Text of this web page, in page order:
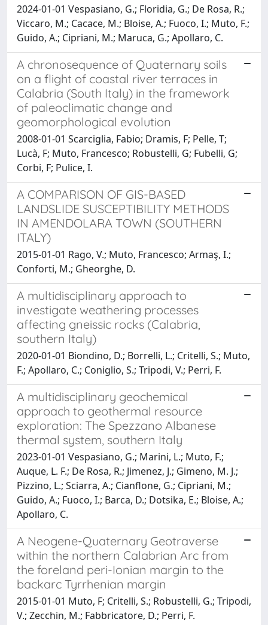
2024-01-01 Vespasiano, G.; Floridia, G.; De Rosa, R.;
Viccaro, M.; Cacace, M.; Bloise, A.; Fuoco, I.; Muto, F.;
Guido, A.; Cipriani, M.; Maruca, G.; Apollaro, C.
A chronosequence of Quaternary soils
on a flight of coastal river terraces in
Calabria (South Italy) in the framework
of paleoclimatic change and
geomorphological evolution
2008-01-01 Scarciglia, Fabio; Dramis, F; Pelle, T;
Lucà, F; Muto, Francesco; Robustelli, G; Fubelli, G;
Corbi, F; Pulice, I.
A COMPARISON OF GIS-BASED
LANDSLIDE SUSCEPTIBILITY METHODS
IN AMENDOLARA TOWN (SOUTHERN
ITALY)
2015-01-01 Rago, V.; Muto, Francesco; Armaş, I.;
Conforti, M.; Gheorghe, D.
A multidisciplinary approach to
investigate weathering processes
affecting gneissic rocks (Calabria,
southern Italy)
2020-01-01 Biondino, D.; Borrelli, L.; Critelli, S.; Muto,
F.; Apollaro, C.; Coniglio, S.; Tripodi, V.; Perri, F.
A multidisciplinary geochemical
approach to geothermal resource
exploration: The Spezzano Albanese
thermal system, southern Italy
2023-01-01 Vespasiano, G.; Marini, L.; Muto, F.;
Auque, L. F.; De Rosa, R.; Jimenez, J.; Gimeno, M. J.;
Pizzino, L.; Sciarra, A.; Cianflone, G.; Cipriani, M.;
Guido, A.; Fuoco, I.; Barca, D.; Dotsika, E.; Bloise, A.;
Apollaro, C.
A Neogene-Quaternary Geotraverse
within the northern Calabrian Arc from
the foreland peri-Ionian margin to the
backarc Tyrrhenian margin
2015-01-01 Muto, F; Critelli, S.; Robustelli, G.; Tripodi,
V.; Zecchin, M.; Fabbricatore, D.; Perri, F.